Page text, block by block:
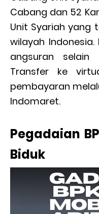
Cabang dan 52
Unit Syariah yang
wilayah
angsuran selain
Transfer ke
pembayaran
Indomaret.
Pegadaian
Biduk